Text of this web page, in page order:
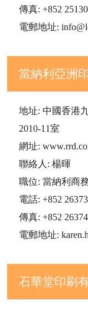
傳真: +852
電郵地址:
當納利亞洲
地址: 中國香港
2010-11室
網址:
聯絡人: 楊暉
職位: 當納利商
電話: +852
傳真: +852
電郵地址:
石華堂印刷